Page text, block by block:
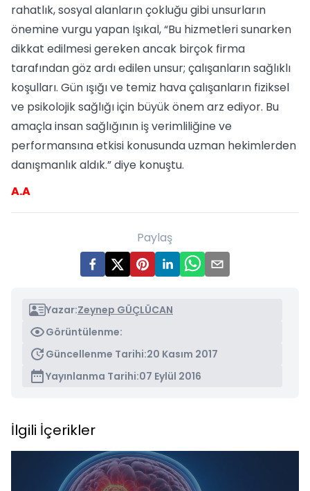
rahatlık, sosyal alanların çokluğu gibi unsurların
önemine vurgu yapan Işıkal, “Bu hizmetleri sunarken
dikkat edilmesi gereken ancak birçok firma
tarafından göz ardı edilen unsur; çalışanların sağlıklı
koşulları. Gün ışığı ve temiz hava çalışanların fiziksel
ve psikolojik sağlığı için büyük önem arz ediyor. Bu
amaçla insan sağlığının iş verimliliğine ve
performansına etkisi konusunda uzman hekimlerden
danışmanlık aldık.” diye konuştu.
A.A
Paylaş
Yazar:Zeynep GÜÇLÜCAN
Görüntülenme:
Güncellenme Tarihi:20 Kasım 2017
Yayınlanma Tarihi:07 Eylül 2016
İlgili İçerikler